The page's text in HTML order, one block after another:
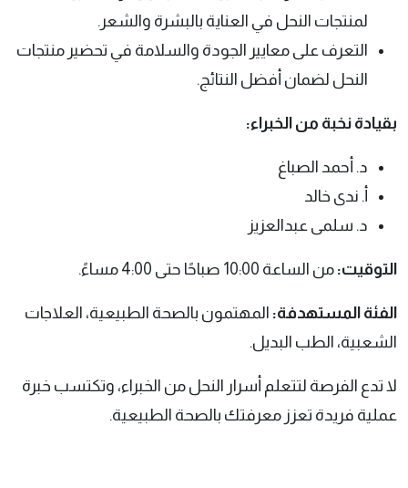
لمنتجات النحل في العناية بالبشرة والشعر.
التعرف على معايير الجودة والسلامة في تحضير منتجات
النحل لضمان أفضل النتائج.
بقيادة نخبة من الخبراء:
د. أحمد الصباغ
أ. ندى خالد
د. سلمى عبدالعزيز
التوقيت:من الساعة 10:00 صباحًا حتى 4:00 مساءً.
الفئة المستهدفة:المهتمون بالصحة الطبيعية، العلاجات
الشعبية، الطب البديل.
لا تدع الفرصة لتتعلم أسرار النحل من الخبراء، وتكتسب خبرة
عملية فريدة تعزز معرفتك بالصحة الطبيعية.